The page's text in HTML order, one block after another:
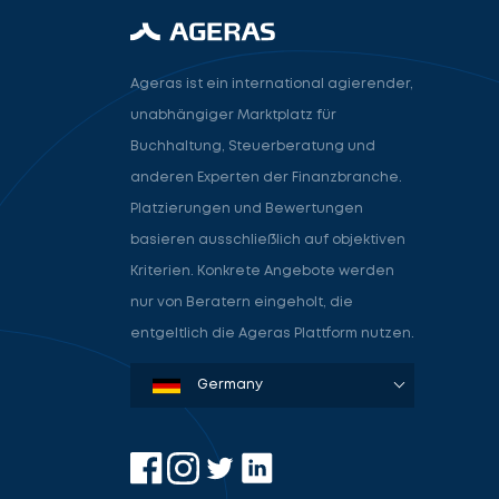
Ageras ist ein international agierender,
unabhängiger Marktplatz für
Buchhaltung, Steuerberatung und
anderen Experten der Finanzbranche.
Platzierungen und Bewertungen
basieren ausschließlich auf objektiven
Kriterien. Konkrete Angebote werden
nur von Beratern eingeholt, die
entgeltlich die Ageras Plattform nutzen.
Denmark
Sweden
Norway
Netherlands
Germany
USA